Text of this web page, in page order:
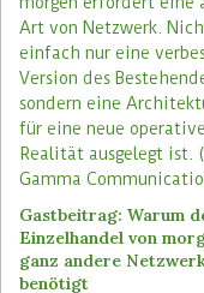
Regionen und
Kunden. Die
Die Macht
Ein wesentlicher
Problemen
Denn der Dreh-
Chain ist das
skalierbares
Gastbeitrag: Warum
Einzelhandel von
ganz andere
benötigt